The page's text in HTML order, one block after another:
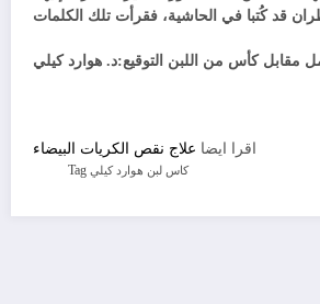
اقرا ايضا علاج نقص الكريات البيضاء
Tag كاس لبن هوارد كيلي